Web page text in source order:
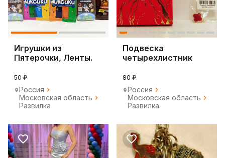
Игрушки из
Пятерочки, Ленты.
50 ₽
Россия
Московская область
Развилка
Подвеска
четырехлистник
80 ₽
Россия
Московская область
Развилка